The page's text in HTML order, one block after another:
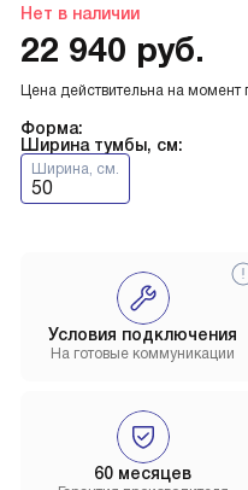
Нет в наличии
Форма:
Ширина тумбы, см:
Ширина, см.
50
Цена действительна на
22 940 руб.
60 месяцев
Условия подключения
На готовые коммуникации